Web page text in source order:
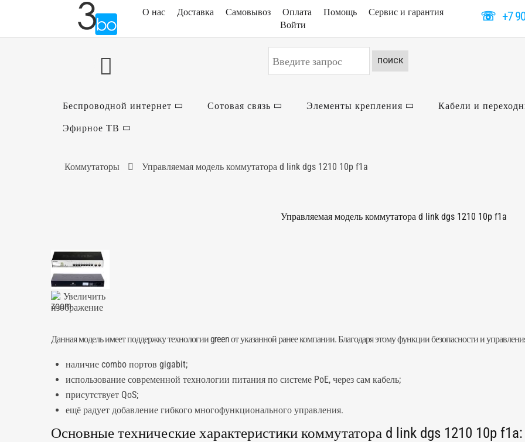
О нас Доставка Самовывоз Оплата Помощь
Сервис и гарантия
Войти
☏+7
ПОИСК
Беспроводной интернет Сотовая связь Элементы крепления Кабели и
Эфирное ТВ
Коммутаторы Управляемая модель коммутатора d link dgs 1210 10p f1a
Управляемая модель коммутатора d link dgs 1210 10p f1a
Увеличить
изображение
Данная модель имеет поддержку технологии green от указанной ранее компании. Благодаря этому функции безопасности и
наличие combo портов gigabit;
использование современной технологии питания по системе PoE, через сам кабель;
присутствует QoS;
ещё радует добавление гибкого многофункционального управления.
Основные технические характеристики коммутатора d link dgs 1210 10p f1a: